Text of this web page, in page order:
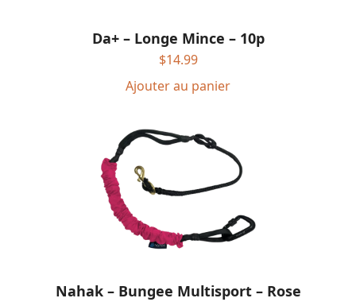
Da+ – Longe Mince – 10p
$14.99
Ajouter au panier
Nahak – Bungee Multisport – Rose